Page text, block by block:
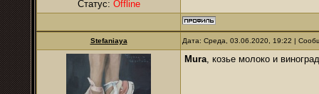
Статус: Offline
Stefaniaya Дата: Среда, 03.06.2020, 19:22 |
Mura, козье молоко и